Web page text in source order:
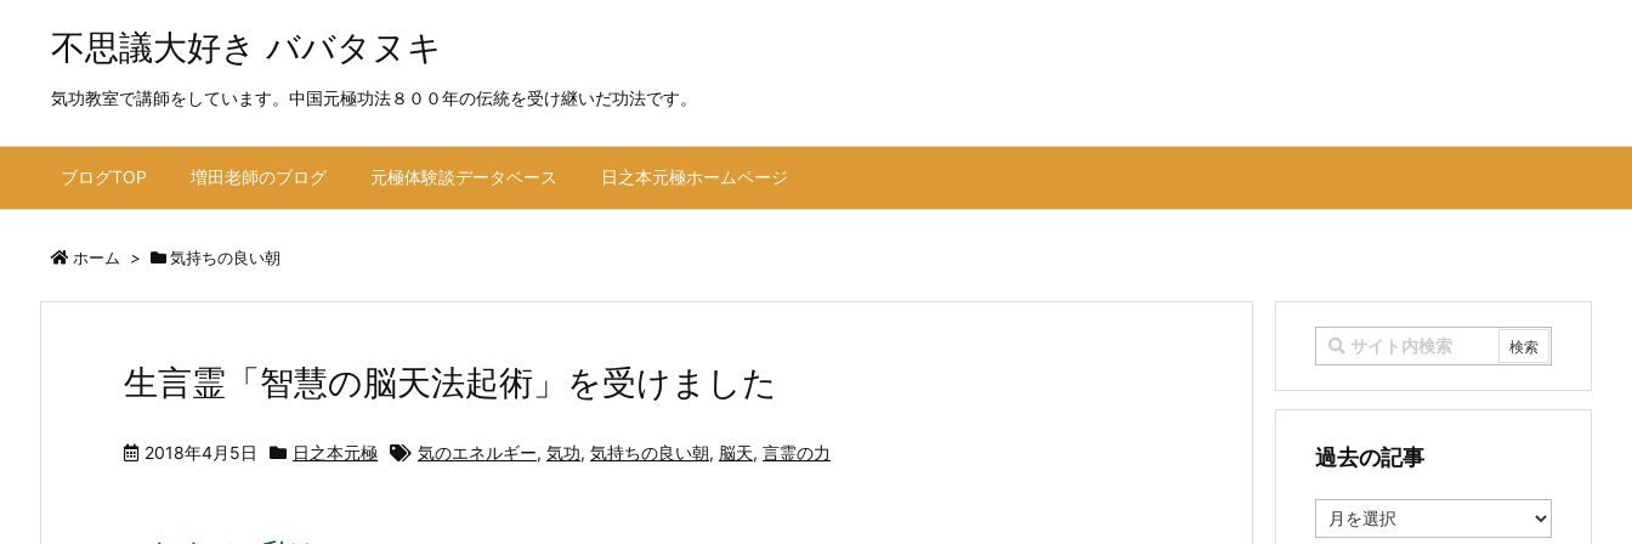
不思議大好き ババタヌキ
気功教室で講師をしています。中国元極功法８００年の伝統を受け継いだ功法です。
ブログTOP 増田老師のブログ 元極体験談データベース 日之本元極ホームページ
ホーム > 気持ちの良い朝
生言霊「智慧の脳天法起術」を受けました
2018年4月5日 日之本元極 気のエネルギー, 気功, 気持ちの良い朝, 脳天, 言霊の力 過去の記事
去